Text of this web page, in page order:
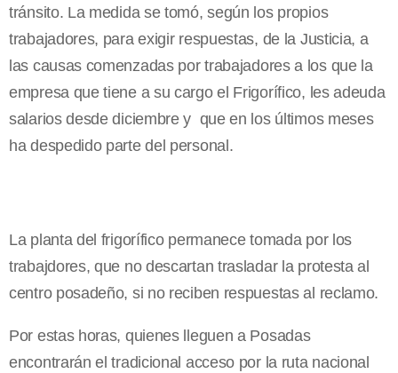
tránsito. La medida se tomó, según los propios
trabajadores, para exigir respuestas, de la Justicia, a
las causas comenzadas por trabajadores a los que la
empresa que tiene a su cargo el Frigorífico, les adeuda
salarios desde diciembre y que en los últimos meses
ha despedido parte del personal.
La planta del frigorífico permanece tomada por los
trabajdores, que no descartan trasladar la protesta al
centro posadeño, si no reciben respuestas al reclamo.
Por estas horas, quienes lleguen a Posadas
encontrarán el tradicional acceso por la ruta nacional